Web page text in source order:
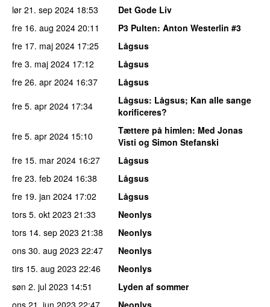
lør 21. sep 2024 18:53
Det Gode Liv
fre 16. aug 2024 20:11 P3 Pulten: Anton Westerlin #3
fre 17. maj 2024 17:25
Lågsus
fre 3. maj 2024 17:12
Lågsus
fre 26. apr 2024 16:37
Lågsus
fre 5. apr 2024 17:34 Lågsus: Lågsus; Kan alle sange
korificeres?
fre 5. apr 2024 15:10 Tættere på himlen: Med Jonas
Visti og Simon Stefanski
fre 15. mar 2024 16:27
Lågsus
fre 23. feb 2024 16:38
Lågsus
fre 19. jan 2024 17:02
Lågsus
tors 5. okt 2023 21:33
Neonlys
tors 14. sep 2023 21:38
Neonlys
ons 30. aug 2023 22:47
Neonlys
tirs 15. aug 2023 22:46
Neonlys
søn 2. jul 2023 14:51
Lyden af sommer
ons 21. jun 2023 22:47 Neonlys